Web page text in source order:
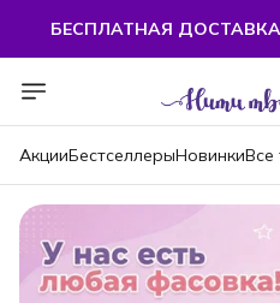
БЕСПЛАТНАЯ ДОСТАВКА
БЕСПЛАТНАЯ ДОСТАВКА
АкцииБестселлерыНовинкиВсе